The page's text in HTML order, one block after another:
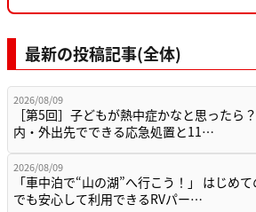
最新の投稿記事(全体)
2026/08/09
［第5回］子どもが熱中症かなと思ったら
内・外出先でできる応急処置と11…
2026/08/09
「車中泊で“山の湖”へ行こう！」 はじめ
でも安心して利用できるRVパー…